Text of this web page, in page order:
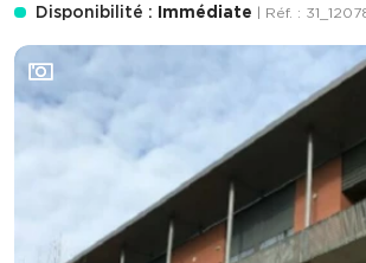
Disponibilité : Immédiate | Réf. :